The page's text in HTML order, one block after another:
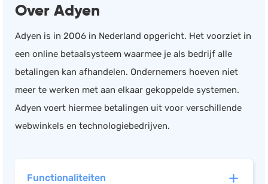
Over Adyen
Adyen is in 2006 in Nederland opgericht. Het voorziet in
een online betaalsysteem waarmee je als bedrijf alle
betalingen kan afhandelen. Ondernemers hoeven niet
meer te werken met aan elkaar gekoppelde systemen.
Adyen voert hiermee betalingen uit voor verschillende
webwinkels en technologiebedrijven.
Functionaliteiten